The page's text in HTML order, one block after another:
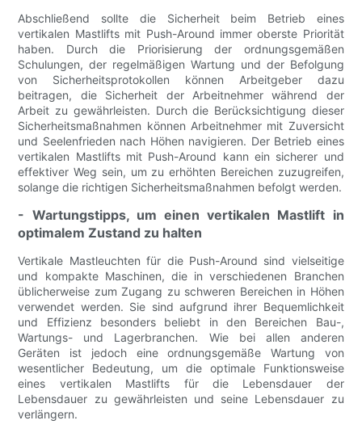
Abschließend sollte die Sicherheit beim Betrieb eines
vertikalen Mastlifts mit Push-Around immer oberste Priorität
haben. Durch die Priorisierung der ordnungsgemäßen
Schulungen, der regelmäßigen Wartung und der Befolgung
von Sicherheitsprotokollen können Arbeitgeber dazu
beitragen, die Sicherheit der Arbeitnehmer während der
Arbeit zu gewährleisten. Durch die Berücksichtigung dieser
Sicherheitsmaßnahmen können Arbeitnehmer mit Zuversicht
und Seelenfrieden nach Höhen navigieren. Der Betrieb eines
vertikalen Mastlifts mit Push-Around kann ein sicherer und
effektiver Weg sein, um zu erhöhten Bereichen zuzugreifen,
solange die richtigen Sicherheitsmaßnahmen befolgt werden.
- Wartungstipps, um einen vertikalen Mastlift in
optimalem Zustand zu halten
Vertikale Mastleuchten für die Push-Around sind vielseitige
und kompakte Maschinen, die in verschiedenen Branchen
üblicherweise zum Zugang zu schweren Bereichen in Höhen
verwendet werden. Sie sind aufgrund ihrer Bequemlichkeit
und Effizienz besonders beliebt in den Bereichen Bau-,
Wartungs- und Lagerbranchen. Wie bei allen anderen
Geräten ist jedoch eine ordnungsgemäße Wartung von
wesentlicher Bedeutung, um die optimale Funktionsweise
eines vertikalen Mastlifts für die Lebensdauer der
Lebensdauer zu gewährleisten und seine Lebensdauer zu
verlängern.